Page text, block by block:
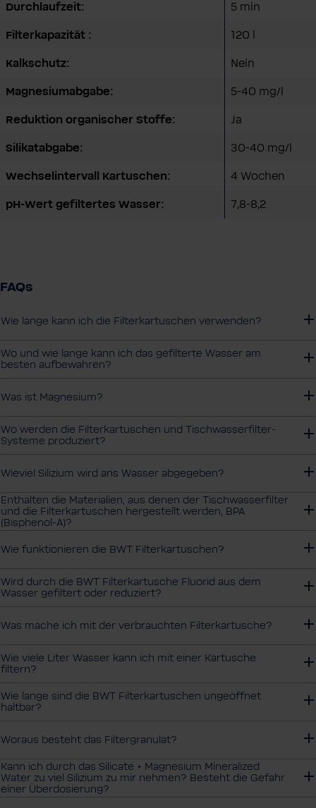
Durchlaufzeit: 5 min
Filterkapazität : 120 l
Kalkschutz: Nein
Magnesiumabgabe: 5-40 mg/l
Reduktion organischer Stoffe: Ja
Silikatabgabe: 30-40 mg/l
Wechselintervall Kartuschen: 4 Wochen
pH-Wert gefiltertes Wasser: 7,8-8,2
FAQs
Wie lange kann ich die Filterkartuschen verwenden?
Wo und wie lange kann ich das gefilterte Wasser am
besten aufbewahren?
Was ist Magnesium?
Wo werden die Filterkartuschen und Tischwasserfilter-
Systeme produziert?
Wieviel Silizium wird ans Wasser abgegeben?
Enthalten die Materialien, aus denen der Tischwasserfilter
und die Filterkartuschen hergestellt werden, BPA
(Bisphenol-A)?
Wie funktionieren die BWT Filterkartuschen?
Wird durch die BWT Filterkartusche Fluorid aus dem
Wasser gefiltert oder reduziert?
Was mache ich mit der verbrauchten Filterkartusche?
Wie viele Liter Wasser kann ich mit einer Kartu­sche
filtern?
Wie lange sind die BWT Filterkartuschen ungeöffnet
haltbar?
Woraus besteht das Filtergranulat?
Kann ich durch das Silicate + Magnesium Mineralized
Water zu viel Silizium zu mir nehmen? Besteht die Gefahr
einer Überdosierung?